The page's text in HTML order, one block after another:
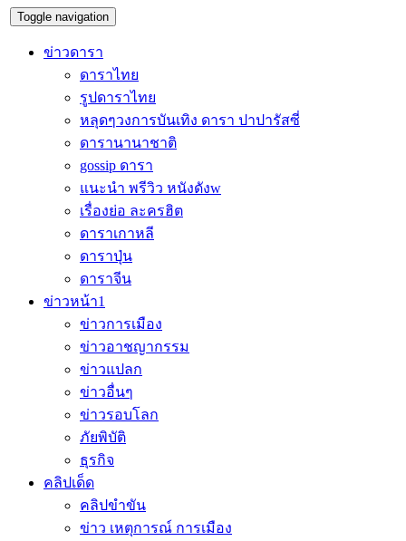
Toggle navigation
ข่าวดารา
ดาราไทย
รูปดาราไทย
หลุดๆวงการบันเทิง ดารา ปาปารัสซี่
ดารานานาชาติ
gossip ดารา
แนะนำ พรีวิว หนังดังw
เรื่องย่อ ละครฮิต
ดาราเกาหลี
ดาราปุ่น
ดาราจีน
ข่าวหน้า1
ข่าวการเมือง
ข่าวอาชญากรรม
ข่าวแปลก
ข่าวอื่นๆ
ข่าวรอบโลก
ภัยพิบัติ
ธุรกิจ
คลิปเด็ด
คลิปขำขัน
ข่าว เหตุการณ์ การเมือง